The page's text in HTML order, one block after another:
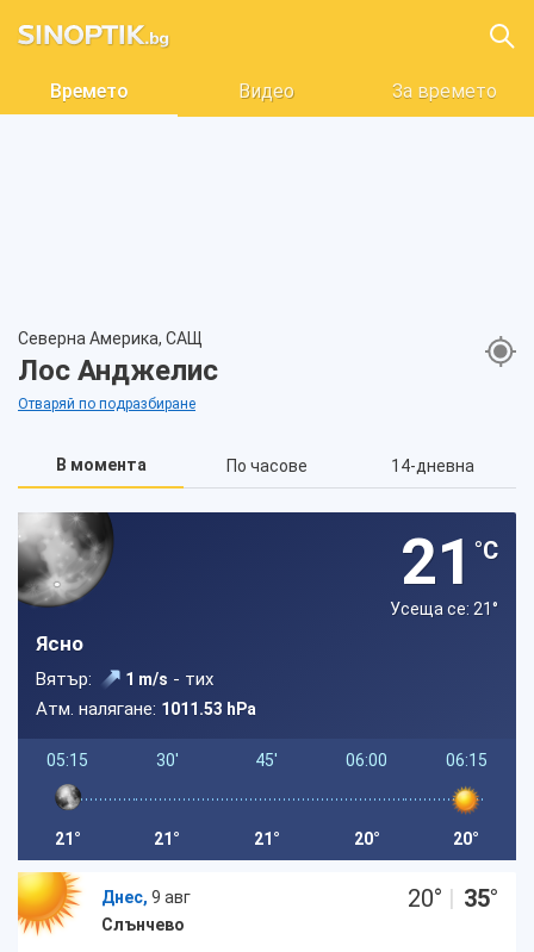
Времето Видео За времето
Северна Америка, САЩ
Лос Анджелис
Отваряй по подразбиране
В момента По часове 14-дневна
21 °C
Усеща се: 21°
Ясно
Вятър: 1 m/s - тих
Атм. налягане: 1011.53 hPa
05:15
21°
30'
21°
45'
21°
06:00
20°
06:15
20°
Днес, 9 авг
Слънчево
20° | 35°